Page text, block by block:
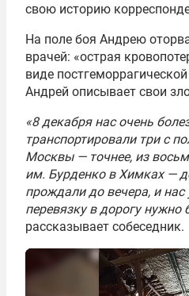
свою историю
На поле боя Андрею
врачей: «острая
виде
Андрей описывает свои
«8 декабря нас очень
транспортировали три с
Москвы — точнее, из
им. Бурденко в Химках —
прождали до вечера, и нас
перевязку в дорогу
рассказывает собеседник.